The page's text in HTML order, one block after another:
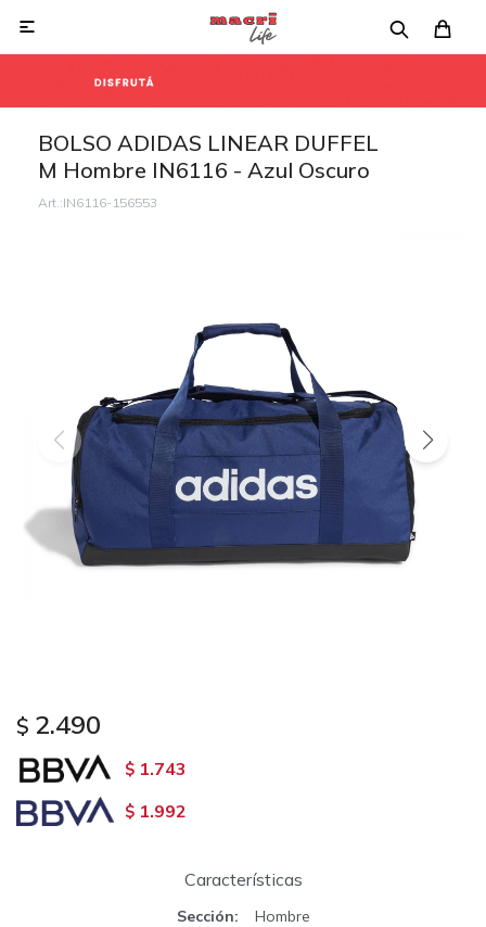

BOLSO ADIDAS LINEAR DUFFEL
M Hombre IN6116 - Azul Oscuro
IN6116-156553
$ 2.490
$ 1.743
$ 1.992
Características
Sección Hombre